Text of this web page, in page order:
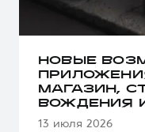
НОВЫЕ
МАГАЗИН,
ВОЖДЕНИЯ
13 июля 2026